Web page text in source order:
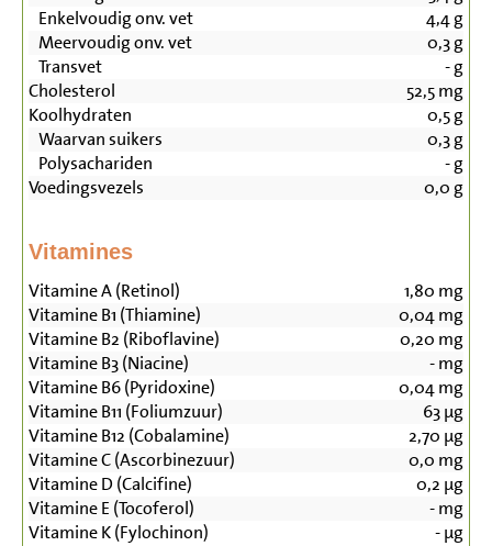
Enkelvoudig onv. vet
4,4g
Meervoudig onv. vet
0,3g
Transvet
-g
Cholesterol
52,5mg
Koolhydraten
0,5g
Waarvan suikers
0,3g
Polysachariden
-g
Voedingsvezels
0,0 g
Vitamines
Vitamine A (Retinol) 1,80 mg
Vitamine B1 (Thiamine)
0,04mg
Vitamine B2 (Riboflavine)
0,20 mg
Vitamine B3 (Niacine)
-mg
Vitamine B6 (Pyridoxine)
0,04mg
Vitamine B11 (Foliumzuur)
63µg
Vitamine B12 (Cobalamine)
2,70 µg
Vitamine C (Ascorbinezuur)
0,0 mg
Vitamine D (Calcifine)
0,2 µg
Vitamine E (Tocoferol)
-mg
Vitamine K (Fylochinon)
-µg